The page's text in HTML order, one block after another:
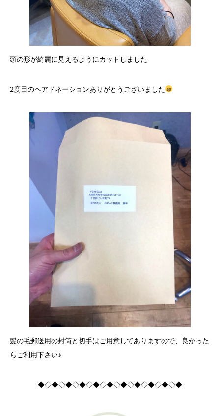
頭の形が綺麗に見えるようにカットしました
2度目のヘアドネーションありがとうございました
髪の毛郵送用の封筒と切手はご用意してありますので、良かった
らご利用下さい♪
◆◇◆◇◆◇◆◇◆◇◆◇◆◇◆◇◆◇◆◇◆